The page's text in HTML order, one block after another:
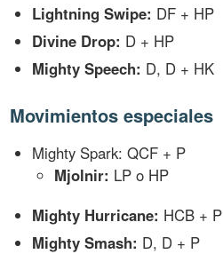
Lightning Swipe: DF + HP
Divine Drop: D + HP
Mighty Speech: D, D + HK
Movimientos especiales
Mighty Spark: QCF + P
Mjolnir: LP o HP
Mighty Hurricane: HCB + P
Mighty Smash: D, D + P